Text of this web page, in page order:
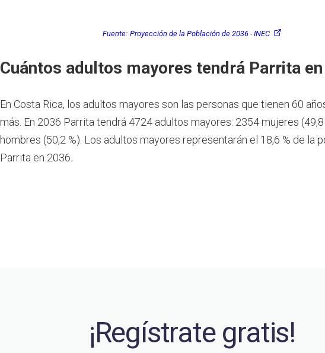
Fuente: Proyección de la Población de 2036 - INEC
Cuántos adultos mayores tendrá Parrita
En Costa Rica, los adultos mayores son las personas que tienen 60
más. En 2036 Parrita tendrá 4724 adultos mayores: 2354 mujeres
hombres (50,2 %). Los adultos mayores representarán el 18,6 % de la
Parrita en 2036.
¡Regístrate gratis!